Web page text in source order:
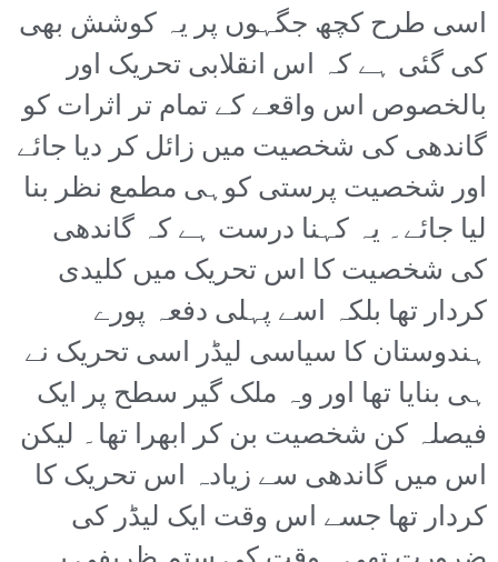
اسی طرح کچھ جگہوں پر یہ کوشش بھی
کی گئی ہے کہ اس انقلابی تحریک اور
بالخصوص اس واقعے کے تمام تر اثرات کو
گاندھی کی شخصیت میں زائل کر دیا جائے
اور شخصیت پرستی کوہی مطمع نظر بنا
لیا جائے۔ یہ کہنا درست ہے کہ گاندھی
کی شخصیت کا اس تحریک میں کلیدی
کردار تھا بلکہ اسے پہلی دفعہ پورے
ہندوستان کا سیاسی لیڈر اسی تحریک نے
ہی بنایا تھا اور وہ ملک گیر سطح پر ایک
فیصلہ کن شخصیت بن کر ابھرا تھا۔ لیکن
اس میں گاندھی سے زیادہ اس تحریک کا
کردار تھا جسے اس وقت ایک لیڈر کی